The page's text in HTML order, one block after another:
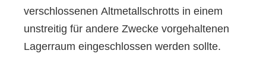
verschlossenen Altmetallschrotts in einem
unstreitig für andere Zwecke vorgehaltenen
Lagerraum eingeschlossen werden sollte.